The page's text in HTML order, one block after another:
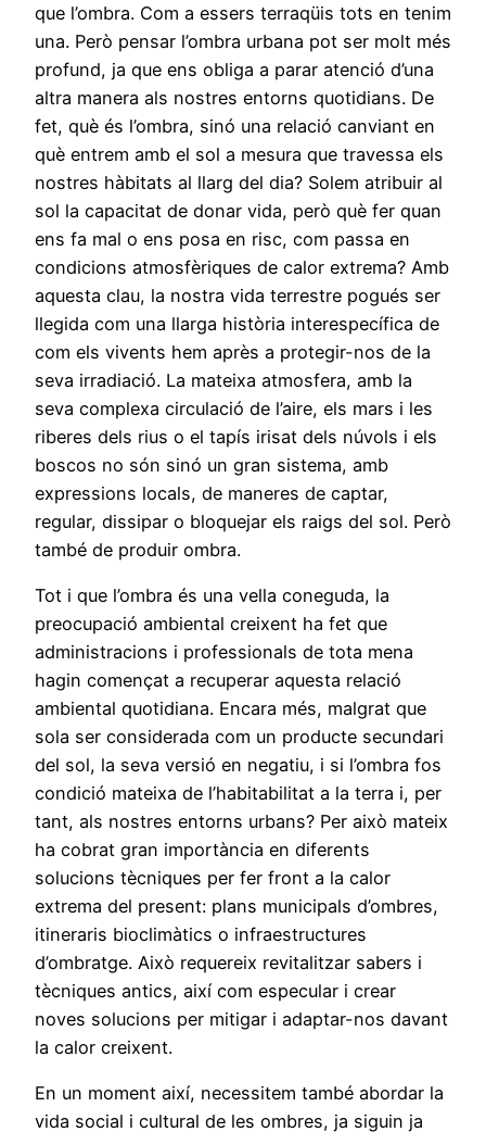
que l’ombra. Com a essers terraqüis tots en tenim
una. Però pensar l’ombra urbana pot ser molt més
profund, ja que ens obliga a parar atenció d’una
altra manera als nostres entorns quotidians. De
fet, què és l’ombra, sinó una relació canviant en
què entrem amb el sol a mesura que travessa els
nostres hàbitats al llarg del dia? Solem atribuir al
sol la capacitat de donar vida, però què fer quan
ens fa mal o ens posa en risc, com passa en
condicions atmosfèriques de calor extrema? Amb
aquesta clau, la nostra vida terrestre pogués ser
llegida com una llarga història interespecífica de
com els vivents hem après a protegir-nos de la
seva irradiació. La mateixa atmosfera, amb la
seva complexa circulació de l’aire, els mars i les
riberes dels rius o el tapís irisat dels núvols i els
boscos no són sinó un gran sistema, amb
expressions locals, de maneres de captar,
regular, dissipar o bloquejar els raigs del sol. Però
també de produir ombra.
Tot i que l’ombra és una vella coneguda, la
preocupació ambiental creixent ha fet que
administracions i professionals de tota mena
hagin començat a recuperar aquesta relació
ambiental quotidiana. Encara més, malgrat que
sola ser considerada com un producte secundari
del sol, la seva versió en negatiu, i si l’ombra fos
condició mateixa de l’habitabilitat a la terra i, per
tant, als nostres entorns urbans? Per això mateix
ha cobrat gran importància en diferents
solucions tècniques per fer front a la calor
extrema del present: plans municipals d’ombres,
itineraris bioclimàtics o infraestructures
d’ombratge. Això requereix revitalitzar sabers i
tècniques antics, així com especular i crear
noves solucions per mitigar i adaptar-nos davant
la calor creixent.
En un moment així, necessitem també abordar la
vida social i cultural de les ombres, ja siguin ja